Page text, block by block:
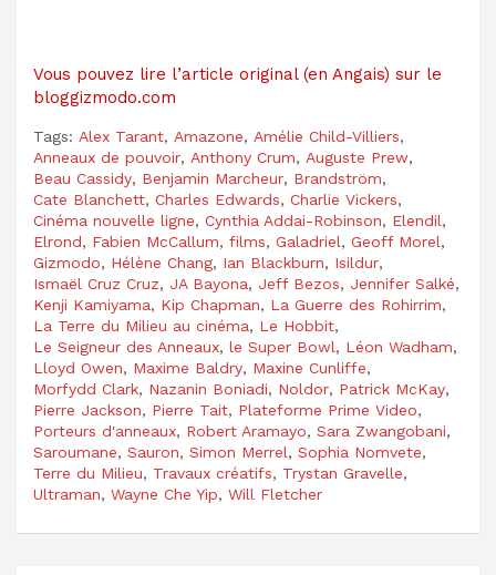
Vous pouvez lire l’article original (en Angais) sur le
bloggizmodo.com
Tags: Alex Tarant, Amazone, Amélie Child-Villiers,
Anneaux de pouvoir, Anthony Crum, Auguste Prew,
Beau Cassidy, Benjamin Marcheur, Brandström,
Cate Blanchett, Charles Edwards, Charlie Vickers,
Cinéma nouvelle ligne, Cynthia Addai-Robinson, Elendil,
Elrond, Fabien McCallum, films, Galadriel, Geoff Morel,
Gizmodo, Hélène Chang, Ian Blackburn, Isildur,
Ismaël Cruz Cruz, JA Bayona, Jeff Bezos, Jennifer Salké,
Kenji Kamiyama, Kip Chapman, La Guerre des Rohirrim,
La Terre du Milieu au cinéma, Le Hobbit,
Le Seigneur des Anneaux, le Super Bowl, Léon Wadham,
Lloyd Owen, Maxime Baldry, Maxine Cunliffe,
Morfydd Clark, Nazanin Boniadi, Noldor, Patrick McKay,
Pierre Jackson, Pierre Tait, Plateforme Prime Video,
Porteurs d'anneaux, Robert Aramayo, Sara Zwangobani,
Saroumane, Sauron, Simon Merrel, Sophia Nomvete,
Terre du Milieu, Travaux créatifs, Trystan Gravelle,
Ultraman, Wayne Che Yip, Will Fletcher